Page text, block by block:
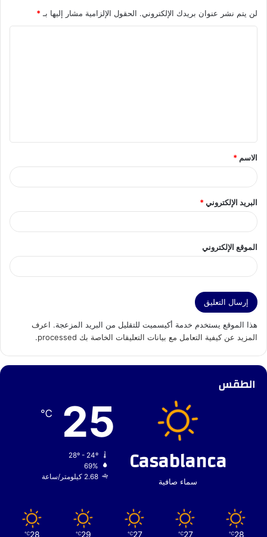
لن يتم نشر عنوان بريدك الإلكتروني. الحقول الإلزامية مشار إليها بـ *
ق
*
الاسم *
البريد الإلكتروني*
الموقع الإلكتروني
هذا الموقع يستخدم خدمة أكيسميت للتقليل من البريد المزعجة. اعرف
المزيد عن كيفية التعامل مع بيانات التعليقات الخاصة بك processed
.
الطقس
Casablanca
سماء صافية
25
℃
69%
2.68 كيلومتر/ساعة
28
℃
27
℃
27
℃
29
℃
28
℃